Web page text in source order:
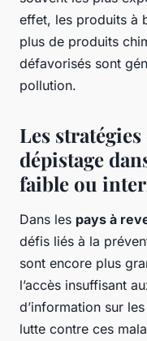
effet, les produits à
plus de produits
défavorisés sont
pollution.
Les
dépistage
faible ou
Dans les pays à
défis liés à la
sont encore plus
l’accès insuffisant
d’information sur
lutte contre ces